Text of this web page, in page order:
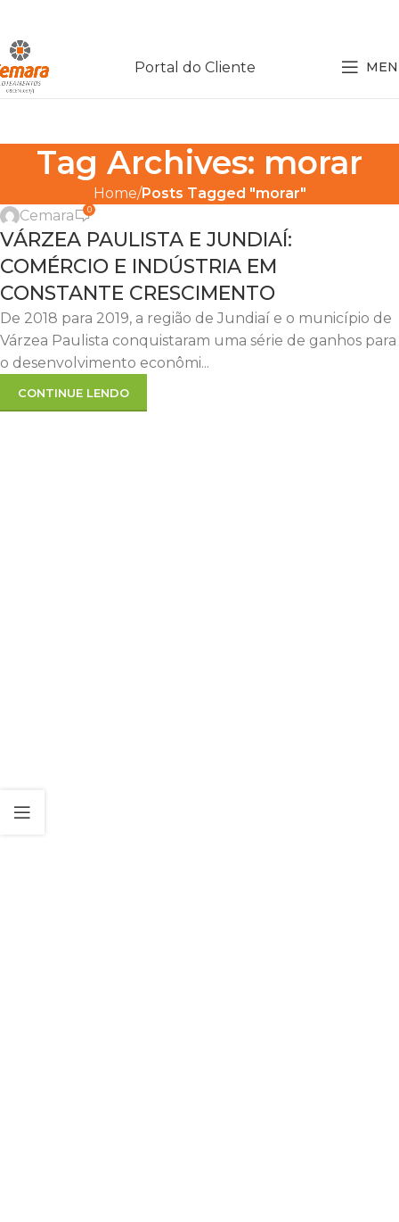
Portal do Cliente
Tag Archives: morar
Home Posts Tagged "morar"
26
Cemara 0
VÁRZEA PAULISTA E JUNDIAÍ:
COMÉRCIO E INDÚSTRIA EM
CONSTANTE CRESCIMENTO
De 2018 para 2019, a região de Jundiaí e o município de
Várzea Paulista conquistaram uma série de ganhos para
o desenvolvimento econômi...
CONTINUE LENDO